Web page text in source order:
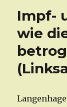
Impf-
wie